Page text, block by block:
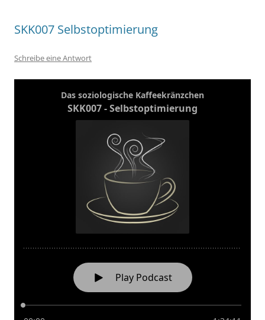
SKK007 Selbstoptimierung
Schreibe eine Antwort